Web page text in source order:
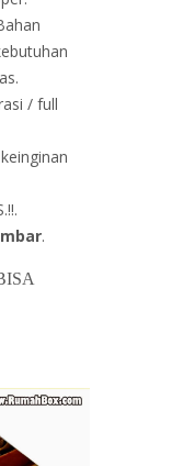
/ full
.